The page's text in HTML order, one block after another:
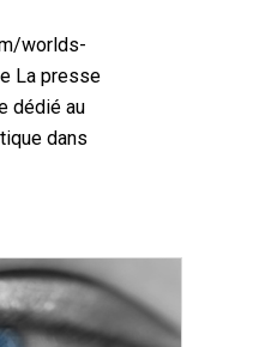
worlds-
La presse
dédié au
dans